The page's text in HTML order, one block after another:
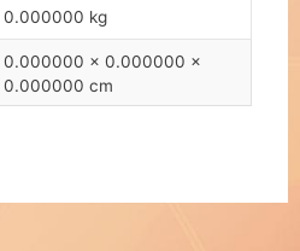
0.000000 kg
0.000000 × 0.000000 ×
0.000000 cm